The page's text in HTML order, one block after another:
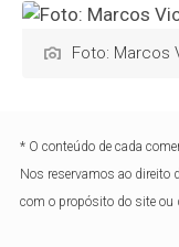
Foto: Marcos
* O conteúdo de cada
Nos reservamos ao direito
com o propósito do site ou